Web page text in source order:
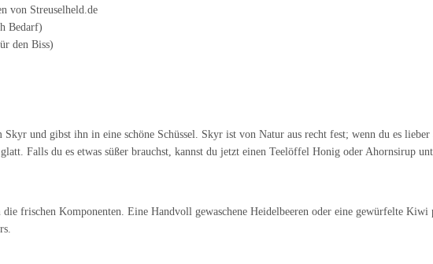
von Streuselheld.de
Bedarf)
den Biss)
und gibst ihn in eine schöne Schüssel. Skyr ist von Natur aus recht fest; wenn du es
Falls du es etwas süßer brauchst, kannst du jetzt einen Teelöffel Honig oder Ahornsirup
frischen Komponenten. Eine Handvoll gewaschene Heidelbeeren oder eine gewürfelte